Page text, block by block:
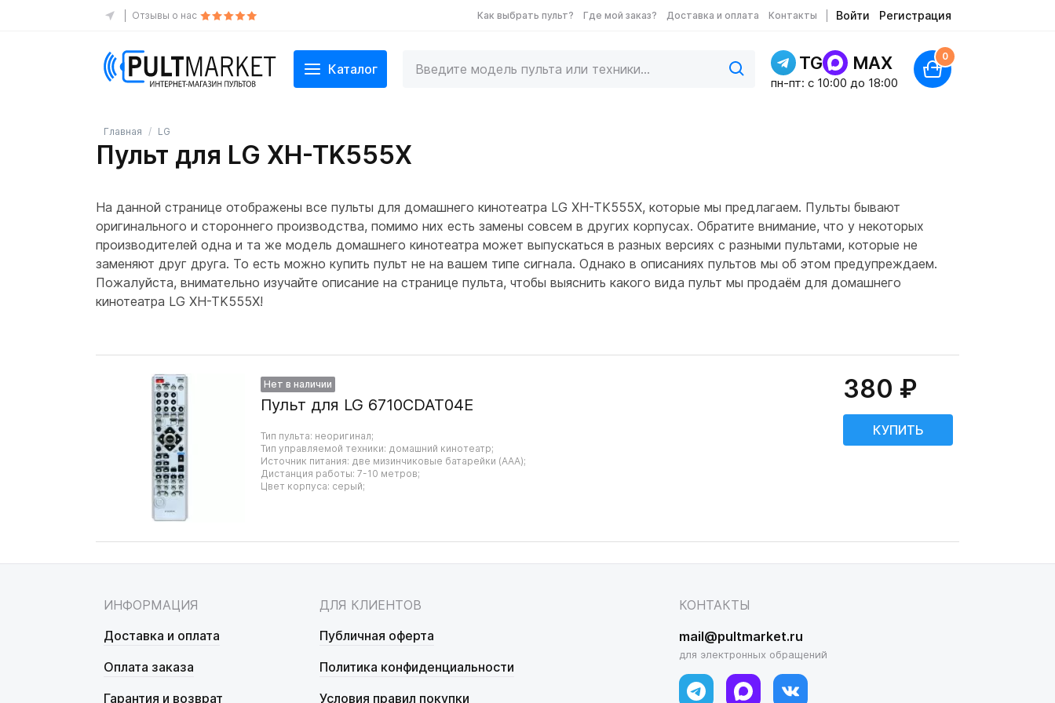
Отзывы о нас Как выбрать пульт? Где мой заказ? Доставка и оплата Контакты Войти Регистрация
Каталог TG MAX
пн-пт: c 10:00 до 18:00
0
Главная LG
Пульт для LG XH-TK555X
На данной странице отображены все пульты для домашнего кинотеатра LG XH-TK555X, которые мы предлагаем. Пульты бывают
оригинального и стороннего производства, помимо них есть замены совсем в других корпусах. Обратите внимание, что у некоторых
производителей одна и та же модель домашнего кинотеатра может выпускаться в разных версиях с разными пультами, которые не
заменяют друг друга. То есть можно купить пульт не на вашем типе сигнала. Однако в описаниях пультов мы об этом предупреждаем.
Пожалуйста, внимательно изучайте описание на странице пульта, чтобы выяснить какого вида пульт мы продаём для домашнего
кинотеатра LG XH-TK555X!
Нет в наличии
Пульт для LG 6710CDAT04E
Тип пульта: неоригинал;
Тип управляемой техники: домашний кинотеатр;
Источник питания: две мизинчиковые батарейки (AAA);
Дистанция работы: 7-10 метров;
Цвет корпуса: серый;
380 ₽
ИНФОРМАЦИЯ
Доставка и оплата
Оплата заказа
Гарантия и возврат
ДЛЯ КЛИЕНТОВ
Публичная оферта
Политика конфиденциальности
Условия правил покупки
КОНТАКТЫ
mail@pultmarket.ru
для электронных обращений